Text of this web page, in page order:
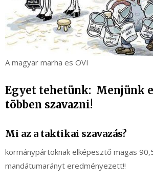
A magyar marha es OVI
Egyet tehetünk: Menjünk
többen szavazni!
Mi az a taktikai szavazás?
kormánypártoknak elképesztő magas
mandátumarányt eredményezett!!